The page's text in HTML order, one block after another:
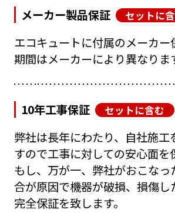
メーカー製品保証
セットに
エコキュートに付属のメーカー
期間はメーカーにより異なりま
10年工事保証 セットに含む
弊社は長年にわたり、自社施工
すので工事に対しての安心面を
もし、万が一、弊社がおこな
合が原因で機器が破損、損傷し
完全保証を致します。